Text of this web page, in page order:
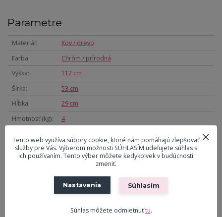
Parametre
Materiál
Kov / drevo
Farba
Chróm / prírodná
Výška
112 cm
Šírka
53 cm
Hĺbka
29 cm
Hmotnosť (kg)
4
Pavol Ličko
0908 916 547
(Po-Pia, 9-18 hod.)
Tento web využíva súbory cookie, ktoré nám pomáhajú zlepšovať
služby pre Vás. Výberom možnosti SÚHLASÍM udeľujete súhlas s
ich používaním. Tento výber môžete kedykoľvek v budúcnosti
zmeniť.
Nastavenia Súhlasím
Súhlas môžete odmietnuťtu.